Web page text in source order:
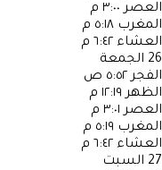
العصر ٣:٠٠ م
المغرب ٥:١٨ م
العشاء ٦:٤٢ م
26 الجمعة
الفجر ٥:٥٢ ص
الظهر ١٢:١٩ م
العصر ٣:٠١ م
المغرب ٥:١٩ م
العشاء ٦:٤٢ م
27 السبت